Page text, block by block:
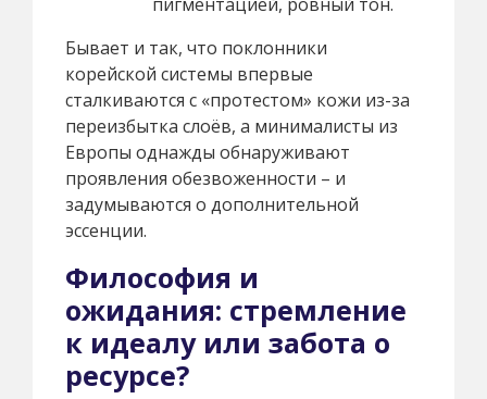
Бывает и так, что поклонники
корейской системы впервые
сталкиваются с «протестом» кожи из-за
переизбытка слоёв, а минималисты из
Европы однажды обнаруживают
проявления обезвоженности – и
задумываются о дополнительной
эссенции.
Философия и
ожидания: стремление
к идеалу или забота о
ресурсе?